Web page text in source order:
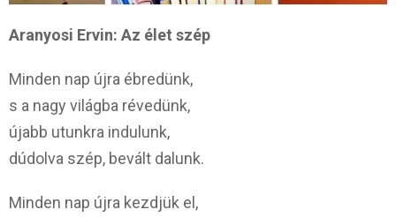
Aranyosi Ervin: Az élet szép
Minden nap újra ébredünk,
s a nagy világba révedünk,
újabb utunkra indulunk,
dúdolva szép, bevált dalunk.
Minden nap újra kezdjük el,